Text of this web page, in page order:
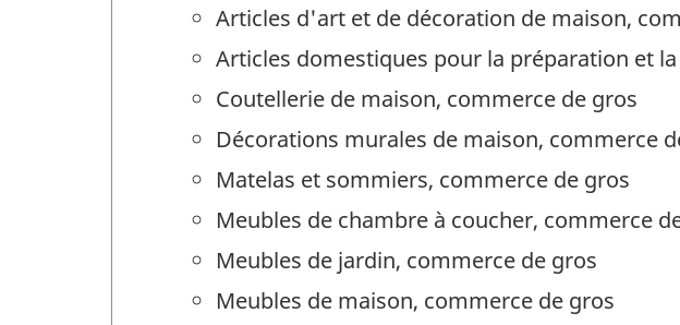
Articles d'art et de décoration de maison,
Articles domestiques pour la préparation et
Coutellerie de maison, commerce de gros
Décorations murales de maison, commerce
Matelas et sommiers, commerce de gros
Meubles de chambre à coucher, commerce
Meubles de jardin, commerce de gros
Meubles de maison, commerce de gros